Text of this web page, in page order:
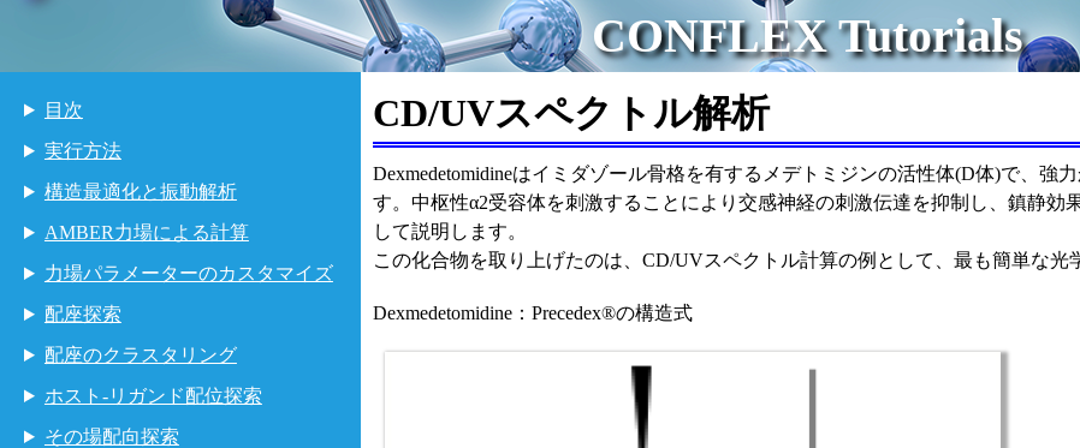
CONFLEX Tutorials
目次
実行方法
構造最適化と振動解析
AMBER力場による計算
力場パラメーターのカスタマイズ
配座探索
配座のクラスタリング
ホスト-リガンド配位探索
その場配向探索
CD/UVスペクトル解析
Dexmedetomidineはイミダゾール骨格を有するメデトミジンの活性体(D体)で、強
す。中枢性α2受容体を刺激することにより交感神経の刺激伝達を抑制し、鎮静効
して説明します。
この化合物を取り上げたのは、CD/UVスペクトル計算の例として、最も簡単な光
Dexmedetomidine：Precedex®の構造式